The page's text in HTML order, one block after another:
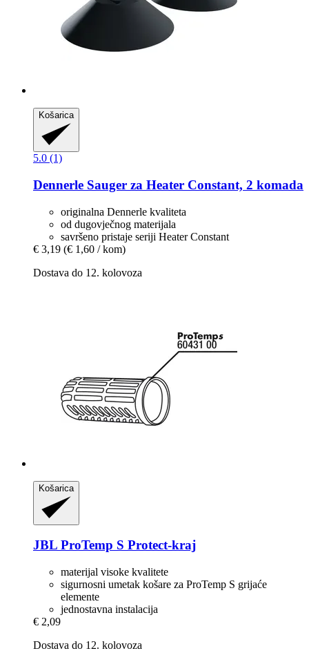
Košarica
5.0 (1)
Dennerle Sauger za Heater Constant, 2 komada
originalna Dennerle kvaliteta
od dugovječnog materijala
savršeno pristaje seriji Heater Constant
€ 3,19 (€ 1,60 / kom)
Dostava do 12. kolovoza
Košarica
JBL ProTemp S Protect-​kraj
materijal visoke kvalitete
sigurnosni umetak košare za ProTemp S grijaće
elemente
jednostavna instalacija
€ 2,09
Dostava do 12. kolovoza